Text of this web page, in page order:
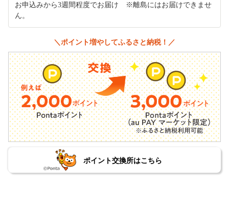
お申込みから3週間程度でお届け ※離島にはお届けできませ
ん。
＼ポイント増やしてふるさと納税！／
ポイント交換所はこちら